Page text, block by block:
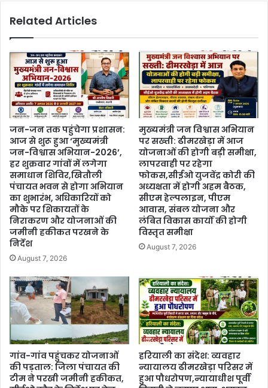
Related Articles
जन-जन तक पहुंचेगा प्रशासन:
आज से शुरू हुआ ‘मुख्यमंत्री
जन-विश्वास अभियान-2026’,
हर शुक्रवार गांवों में लगेगा
समाधान शिविर,खितौली
पंचायत भवन से होगा अभियान
का शुभारंभ, अधिकारियों को
मौके पर शिकायतों के
निराकरण और योजनाओं की
जमीनी हकीकत परखने के
निर्देश
August 7, 2026
मुख्यमंत्री जन विश्वास अभियान
पर सख्ती: ढीमरखेड़ा में आज
योजनाओं की होगी बड़ी समीक्षा,
लापरवाही पर रहेगा
फोकस,सीईओ युजवेंद्र कोरी की
अध्यक्षता में होगी अहम बैठक,
सीएम हेल्पलाइन, पीएम
आवास, संबल योजना और
लंबित विकास कार्यों की होगी
विस्तृत समीक्षा
August 7, 2026
गांव-गांव पहुंचकर योजनाओं
की पड़ताल: जिला पंचायत की
टीम ने परखी जमीनी हकीकत,
हरियाली का संदेश: व्यवहार
न्यायालय ढीमरखेड़ा परिसर में
हुआ पौधरोपण,न्यायाधीश पूर्वी